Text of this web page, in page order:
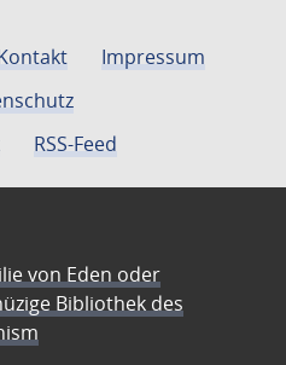
Impressum
RSS-Feed
von Eden oder
Bibliothek des